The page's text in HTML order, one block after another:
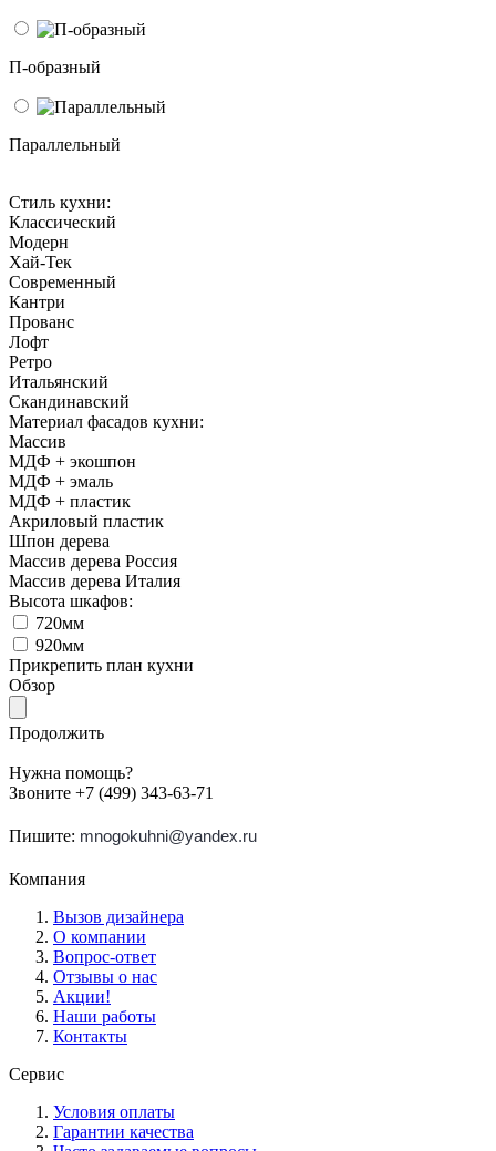
П-образный
Параллельный
Стиль кухни:
Классический
Модерн
Хай-Тек
Современный
Кантри
Прованс
Лофт
Ретро
Итальянский
Cкандинавский
Материал фасадов кухни:
Массив
МДФ + экошпон
МДФ + эмаль
МДФ + пластик
Акриловый пластик
Шпон дерева
Массив дерева Россия
Массив дерева Италия
Высота шкафов:
720мм
920мм
Прикрепить план кухни
Обзор
Продолжить
Нужна помощь?
Звоните +7 (499) 343-63-71
Пишите: mnogokuhni@yandex.ru
Компания
Вызов дизайнера
О компании
Вопрос-ответ
Отзывы о нас
Акции!
Наши работы
Контакты
Сервис
Условия оплаты
Гарантии качества